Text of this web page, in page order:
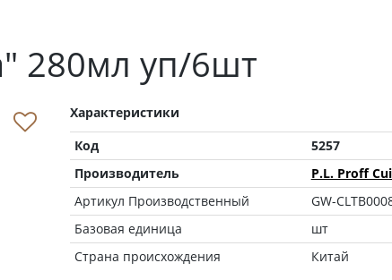
280мл уп/6шт
Характеристики
Код
5257
Производитель
P.L. Proff
Артикул Производственный
GW-
Базовая единица
шт
Страна происхождения
Китай